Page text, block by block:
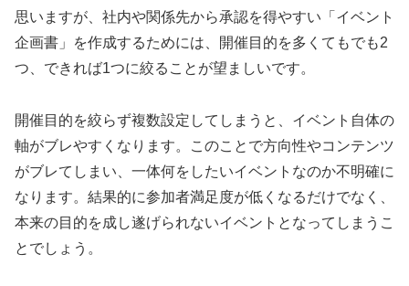
思いますが、社内や関係先から承認を得やすい「イベント
企画書」を作成するためには、開催目的を多くてもでも2
つ、できれば1つに絞ることが望ましいです。
開催目的を絞らず複数設定してしまうと、イベント自体の
軸がブレやすくなります。このことで方向性やコンテンツ
がブレてしまい、一体何をしたいイベントなのか不明確に
なります。結果的に参加者満足度が低くなるだけでなく、
本来の目的を成し遂げられないイベントとなってしまうこ
とでしょう。